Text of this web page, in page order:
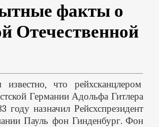
факты о
Отечественной
известно, что рейхсканцлером
Германии Адольфа Гитлера
году назначил Рейсхспрезидент
Пауль фон Гинденбург. Фон